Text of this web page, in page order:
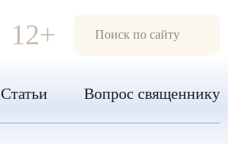
12+
Статьи Вопрос священнику